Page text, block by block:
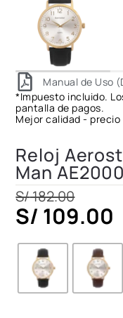
Manual de Uso
*Impuesto incluido.
pantalla de pagos.
Mejor calidad -
Reloj
Man
S/182.00
S/ 109.00